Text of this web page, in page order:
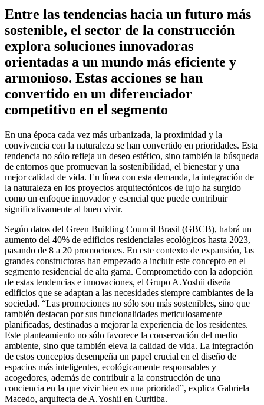
Entre las tendencias hacia un futuro más
sostenible, el sector de la construcción
explora soluciones innovadoras
orientadas a un mundo más eficiente y
armonioso. Estas acciones se han
convertido en un diferenciador
competitivo en el segmento
En una época cada vez más urbanizada, la proximidad y la
convivencia con la naturaleza se han convertido en prioridades. Esta
tendencia no sólo refleja un deseo estético, sino también la búsqueda
de entornos que promuevan la sostenibilidad, el bienestar y una
mejor calidad de vida. En línea con esta demanda, la integración de
la naturaleza en los proyectos arquitectónicos de lujo ha surgido
como un enfoque innovador y esencial que puede contribuir
significativamente al buen vivir.
Según datos del Green Building Council Brasil (GBCB), habrá un
aumento del 40% de edificios residenciales ecológicos hasta 2023,
pasando de 8 a 20 promociones. En este contexto de expansión, las
grandes constructoras han empezado a incluir este concepto en el
segmento residencial de alta gama. Comprometido con la adopción
de estas tendencias e innovaciones, el Grupo A.Yoshii diseña
edificios que se adaptan a las necesidades siempre cambiantes de la
sociedad. “Las promociones no sólo son más sostenibles, sino que
también destacan por sus funcionalidades meticulosamente
planificadas, destinadas a mejorar la experiencia de los residentes.
Este planteamiento no sólo favorece la conservación del medio
ambiente, sino que también eleva la calidad de vida. La integración
de estos conceptos desempeña un papel crucial en el diseño de
espacios más inteligentes, ecológicamente responsables y
acogedores, además de contribuir a la construcción de una
conciencia en la que vivir bien es una prioridad”, explica Gabriela
Macedo, arquitecta de A.Yoshii en Curitiba.